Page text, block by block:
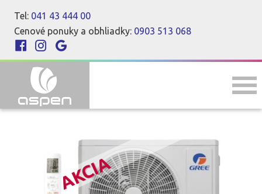
Tel: 041 43 444 00
Cenové ponuky a obhliadky: 0903 513 068
AKCIA